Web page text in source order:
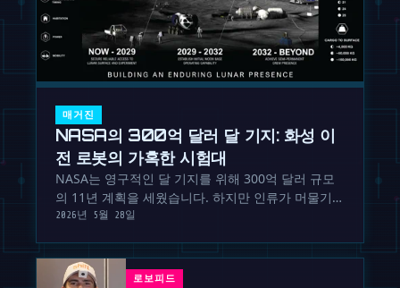
매거진
NASA의 300억 달러 달 기지: 화성 이
전 로봇의 가혹한 시험대
NASA는 영구적인 달 기지를 위해 300억 달러 규모
의 11년 계획을 세웠습니다. 하지만 인류가 머물기
전 로봇은 날카롭고 정전기가 흐르는 먼지라는 적을
2026년 5월 28일
로보피드